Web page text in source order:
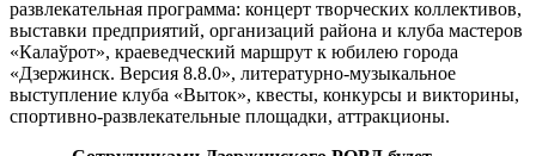
развлекательная программа: концерт творческих коллективов,
выставки предприятий, организаций района и клуба мастеров
«Калаўрот», краеведческий маршрут к юбилею города
«Дзержинск. Версия 8.8.0», литературно-музыкальное
выступление клуба «Выток», квесты, конкурсы и викторины,
спортивно-развлекательные площадки, аттракционы.